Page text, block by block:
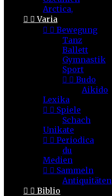
Arctica,
  Varia
  Bewegung
Tanz
Ballett
Gymnastik
Sport
  Budo
Aikido
Lexika
  Spiele
Schach
Unikate
  Periodica
du
Medien
  Sammeln
Antiquitäten
  Biblio